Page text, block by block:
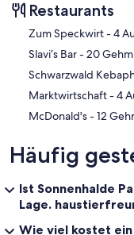
Restaurants
‪Zum
‪Slavi‘s Bar - ‬20
‪McDonald's -
Häufig
Ist Sonnenhalde
Lage.
Wie viel kostet